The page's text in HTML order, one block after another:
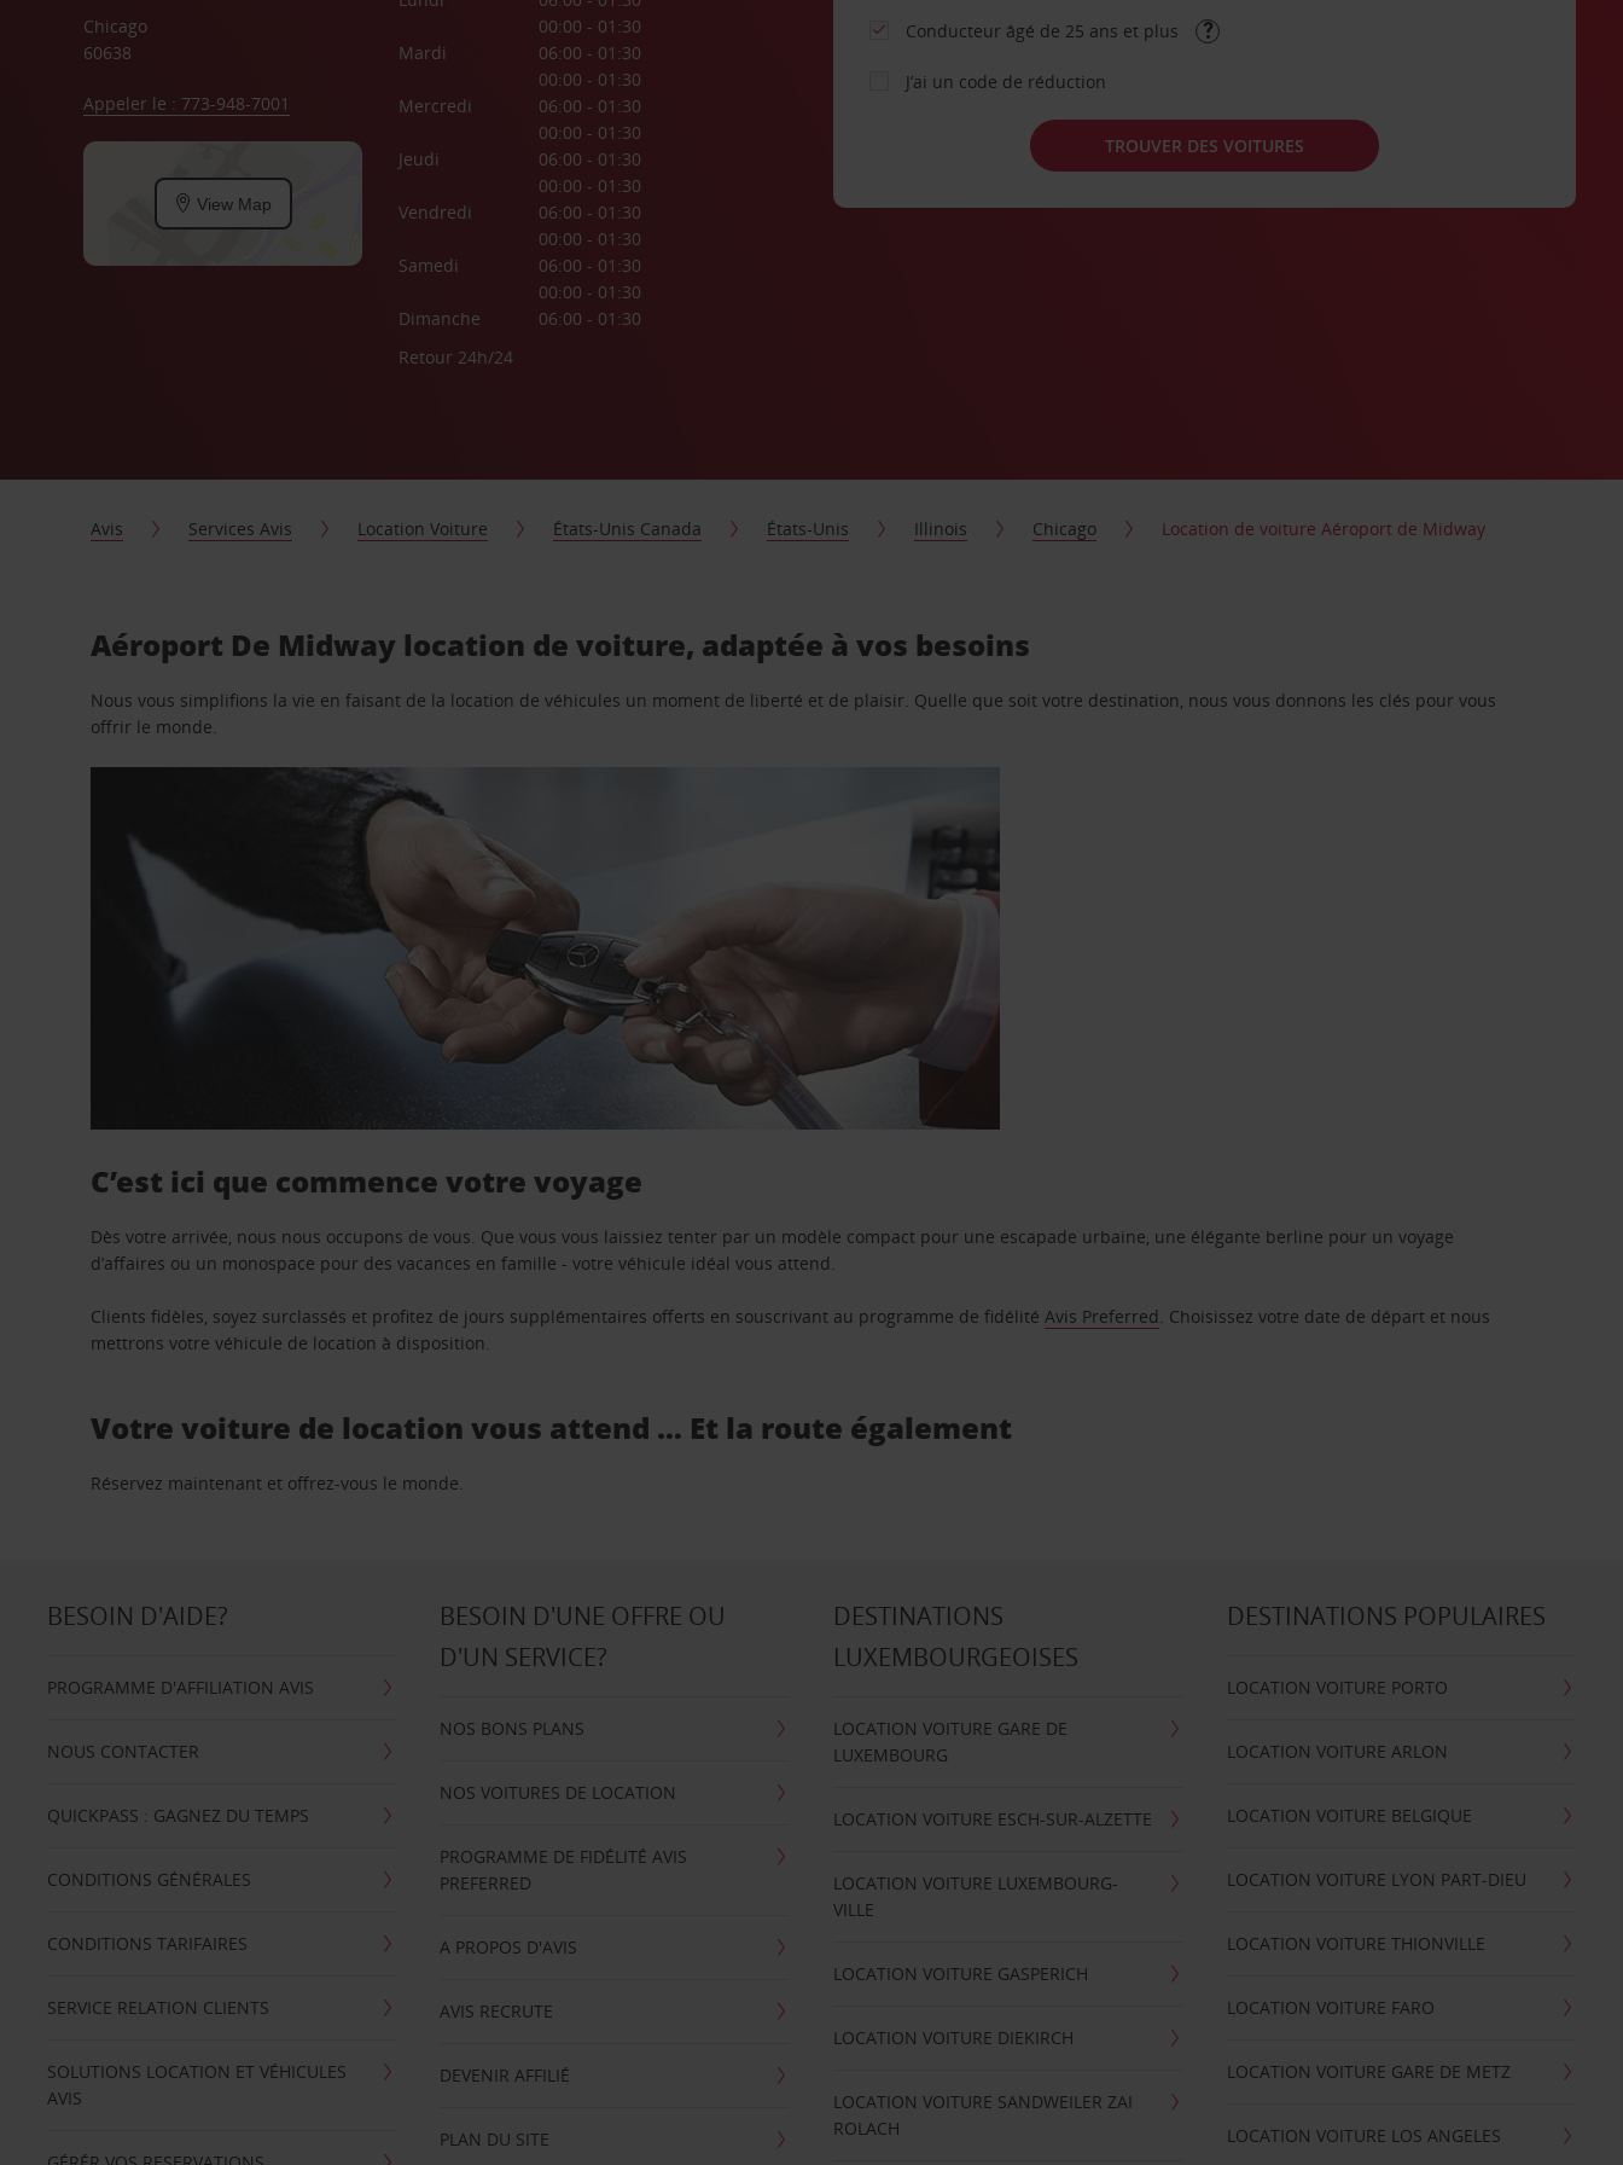
Chicago
60638
Appeler le : 773-948-7001
View Map
00:00 - 01:30
Mardi
06:00 - 01:30
00:00 - 01:30
Mercredi
06:00 - 01:30
00:00 - 01:30
Jeudi
06:00 - 01:30
00:00 - 01:30
Vendredi
06:00 - 01:30
00:00 - 01:30
Samedi
06:00 - 01:30
00:00 - 01:30
Dimanche
06:00 - 01:30
Retour 24h/24
Conducteur âgé de 25 ans et plus
J’ai un code de réduction
TROUVER DES VOITURES
Avis Services Avis Location Voiture États-Unis Canada États-Unis Illinois Chicago Location de voiture Aéroport de Midway
Aéroport De Midway location de voiture, adaptée à vos besoins
Nous vous simplifions la vie en faisant de la location de véhicules un moment de liberté et de plaisir. Quelle que soit votre destination, nous vous donnons les clés pour vous
offrir le monde.
C’est ici que commence votre voyage
Dès votre arrivée, nous nous occupons de vous. Que vous vous laissiez tenter par un modèle compact pour une escapade urbaine, une élégante berline pour un voyage
d’affaires ou un monospace pour des vacances en famille - votre véhicule idéal vous attend.
Clients fidèles, soyez surclassés et profitez de jours supplémentaires offerts en souscrivant au programme de fidélitéAvis Preferred. Choisissez votre date de départ et nous
mettrons votre véhicule de location à disposition.
Votre voiture de location vous attend … Et la route également
Réservez maintenant et offrez-vous le monde.
BESOIN D'AIDE?
PROGRAMME D'AFFILIATION AVIS
NOUS CONTACTER
QUICKPASS : GAGNEZ DU TEMPS
CONDITIONS GÉNÉRALES
CONDITIONS TARIFAIRES
SERVICE RELATION CLIENTS
SOLUTIONS LOCATION ET VÉHICULES
AVIS
BESOIN D'UNE OFFRE OU
D'UN SERVICE?
NOS BONS PLANS
NOS VOITURES DE LOCATION
PROGRAMME DE FIDÉLITÉ AVIS
PREFERRED
A PROPOS D'AVIS
AVIS RECRUTE
DEVENIR AFFILIÉ
PLAN DU SITE
DESTINATIONS
LUXEMBOURGEOISES
LOCATION VOITURE GARE DE
LUXEMBOURG
LOCATION VOITURE ESCH-SUR-ALZETTE
LOCATION VOITURE LUXEMBOURG-
VILLE
LOCATION VOITURE GASPERICH
LOCATION VOITURE DIEKIRCH
LOCATION VOITURE SANDWEILER ZAI
ROLACH
DESTINATIONS POPULAIRES
LOCATION VOITURE PORTO
LOCATION VOITURE ARLON
LOCATION VOITURE BELGIQUE
LOCATION VOITURE LYON PART-DIEU
LOCATION VOITURE THIONVILLE
LOCATION VOITURE FARO
LOCATION VOITURE GARE DE METZ
LOCATION VOITURE LOS ANGELES